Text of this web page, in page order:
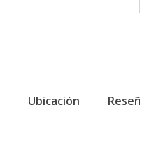
Ubicación